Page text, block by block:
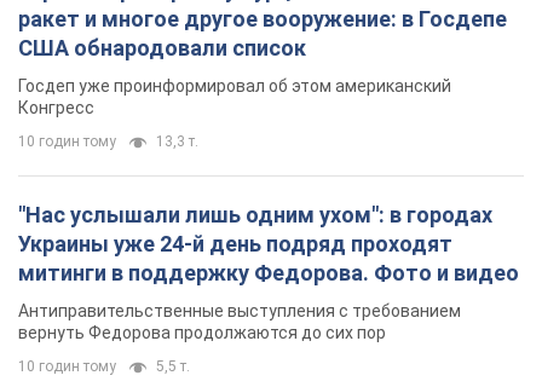
ракет и многое другое вооружение: в Госдепе
США обнародовали список
Госдеп уже проинформировал об этом американский
Конгресс
10 годин тому 13,3 т.
"Нас услышали лишь одним ухом": в городах
Украины уже 24-й день подряд проходят
митинги в поддержку Федорова. Фото и видео
Антиправительственные выступления с требованием
вернуть Федорова продолжаются до сих пор
10 годин тому 5,5 т.